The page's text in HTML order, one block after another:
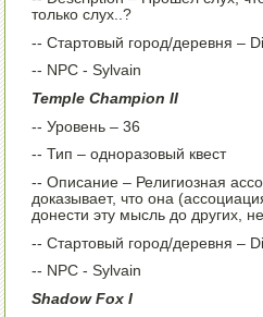
только слух..?
-- Стартовый город/деревня –
-- NPC - Sylvain
Temple Champion II
-- Уровень – 36
-- Тип – одноразовый квест
-- Описание – Религиозная
доказывает, что она
донести эту мысль до других,
-- Стартовый город/деревня –
-- NPC - Sylvain
Shadow Fox I